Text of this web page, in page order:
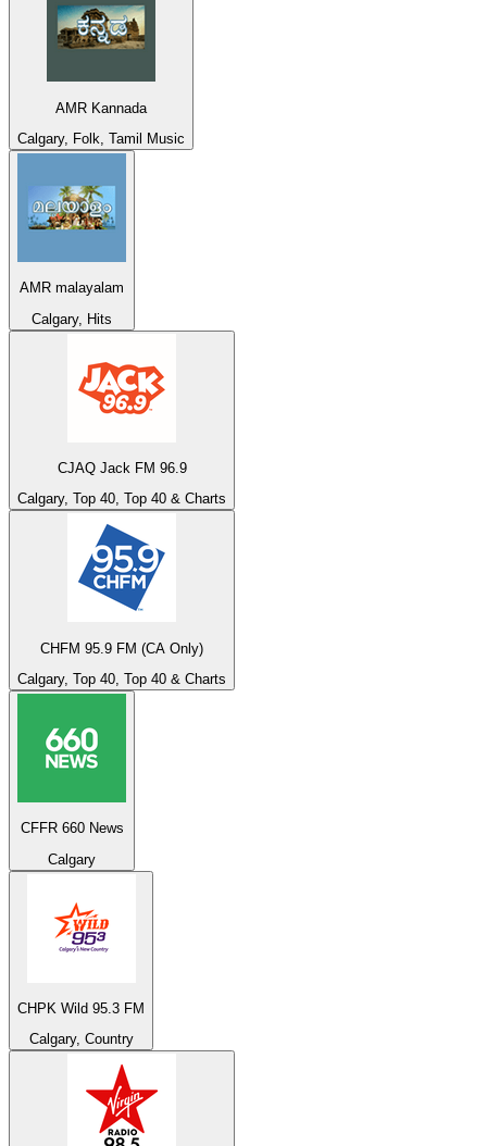
AMR Kannada
Calgary, Folk, Tamil Music
AMR malayalam
Calgary, Hits
CJAQ Jack FM 96.9
Calgary, Top 40, Top 40 & Charts
CHFM 95.9 FM (CA Only)
Calgary, Top 40, Top 40 & Charts
CFFR 660 News
Calgary
CHPK Wild 95.3 FM
Calgary, Country